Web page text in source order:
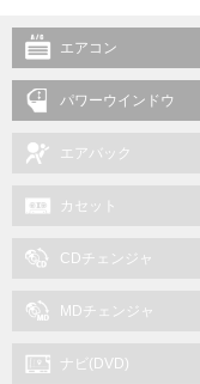
エアコン
パワーウインドウ
エアバック
カセット
CDチェンジャ
MDチェンジャ
ナビ(DVD)